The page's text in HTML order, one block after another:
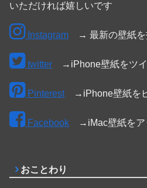
いただければ嬉しいです
Instagram → 最新の壁紙を
twitter →iPhone壁紙をツイ
Pinterest→iPhone壁紙を
Facebook →iMac壁紙をア
おことわり